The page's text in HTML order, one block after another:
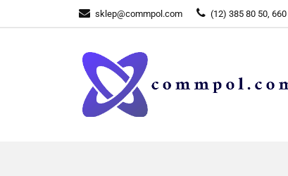
sklep@commpol.com (12) 385 80 50,